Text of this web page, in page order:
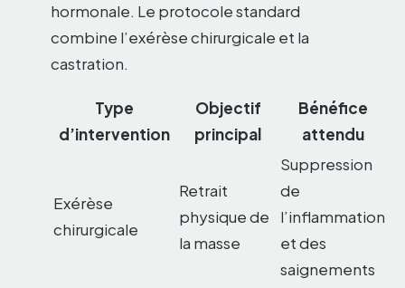
hormonale. Le protocole standard
combine l’exérèse chirurgicale et la
castration.
Type
d’intervention
Objectif
principal
Bénéfice
attendu
Exérèse
chirurgicale
Retrait
physique de
la masse
Suppression
de
l’inflammation
et des
saignements